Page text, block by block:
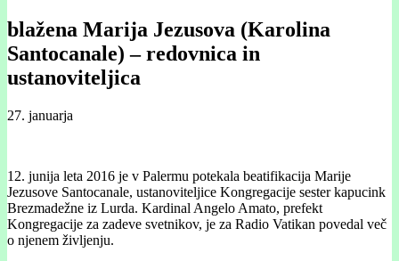
blažena Marija Jezusova (Karolina
Santocanale) – redovnica in
ustanoviteljica
27. januarja
12. junija leta 2016 je v Palermu potekala beatifikacija Marije
Jezusove Santocanale, ustanoviteljice Kongregacije sester kapucink
Brezmadežne iz Lurda. Kardinal Angelo Amato, prefekt
Kongregacije za zadeve svetnikov, je za Radio Vatikan povedal več
o njenem življenju.